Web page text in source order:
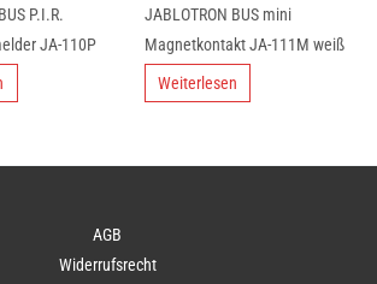
P.I.R.
JA-110P
JABLOTRON BUS mini
Magnetkontakt JA-111M weiß
Weiterlesen
AGB
Widerrufsrecht